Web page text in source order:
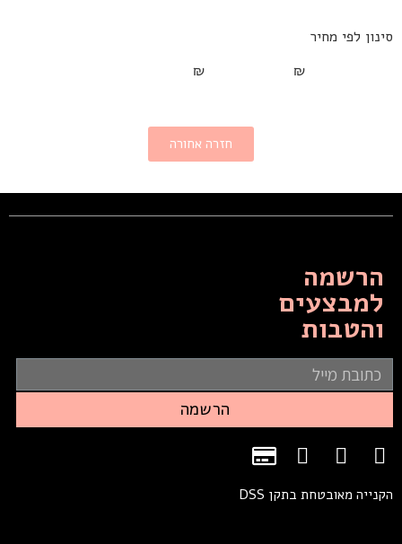
סינון לפי מחיר
₪
₪
חזרה אחורה
הרשמה
למבצעים
והטבות
הרשמה
הקנייה מאובטחת בתקן DSS